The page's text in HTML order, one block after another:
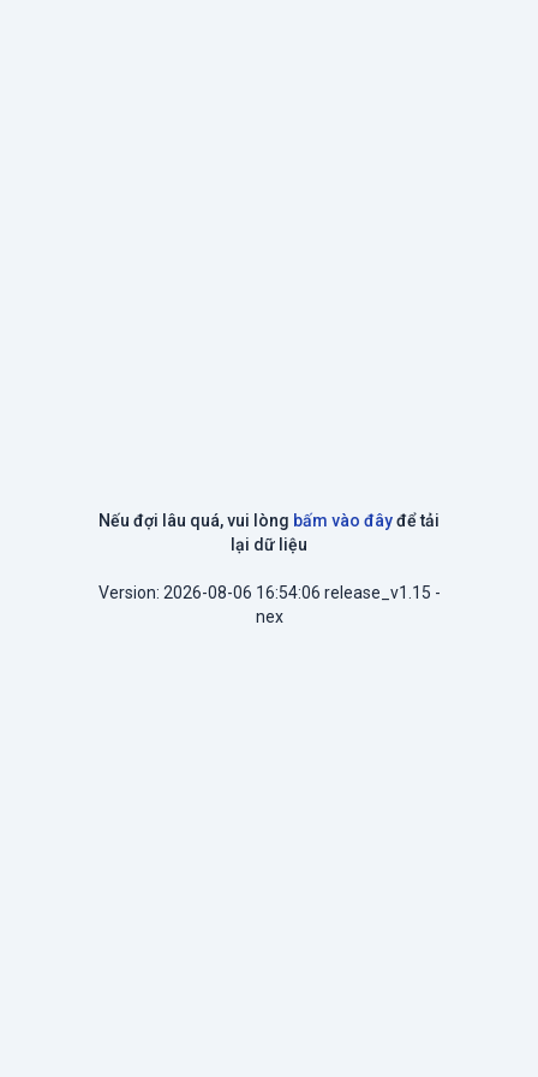
Nếu đợi lâu quá, vui lòng bấm vào đâyđể tải
lại dữ liệu
Version: 2026-08-06 16:54:06 release_v1.15 -
nex